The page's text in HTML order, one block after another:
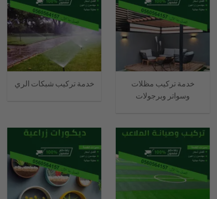
خدمة تركيب مظلات
وسواتر وبرجولات
خدمة تركيب شبكات الري